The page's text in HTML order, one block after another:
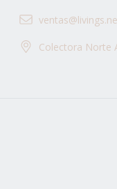
Colectora Norte